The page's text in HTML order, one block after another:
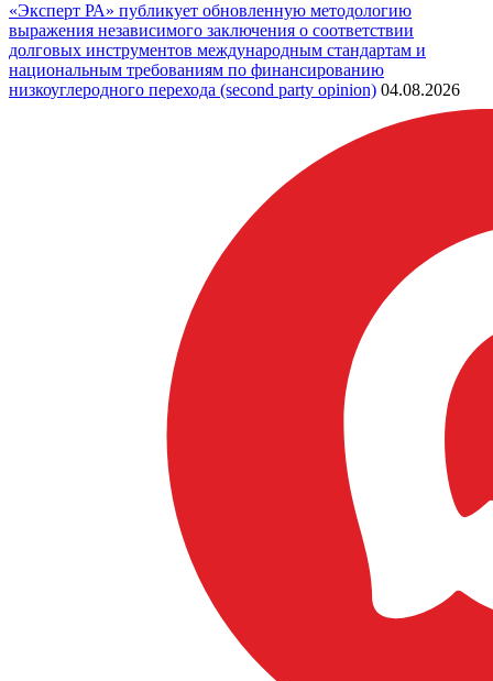
«Эксперт РА» публикует обновленную методологию
выражения независимого заключения о соответствии
долговых инструментов международным стандартам и
национальным требованиям по финансированию
низкоуглеродного перехода (second party opinion) 04.08.2026